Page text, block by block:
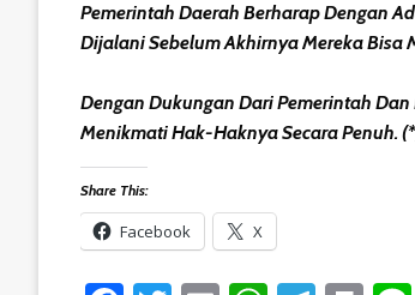
Pemerintah Daerah Berharap Dengan
Dijalani Sebelum Akhirnya Mereka Bisa
Dengan Dukungan Dari Pemerintah Dan
Menikmati Hak-Haknya Secara Penuh.
Share This:
Facebook X